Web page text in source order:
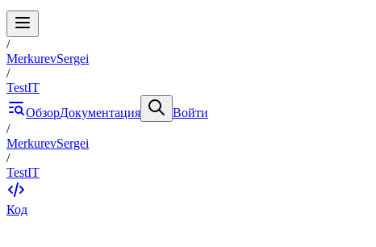
/
MerkurevSergei
/
TestIT
ОбзорДокументация
Войти
/
MerkurevSergei
/
TestIT
Код